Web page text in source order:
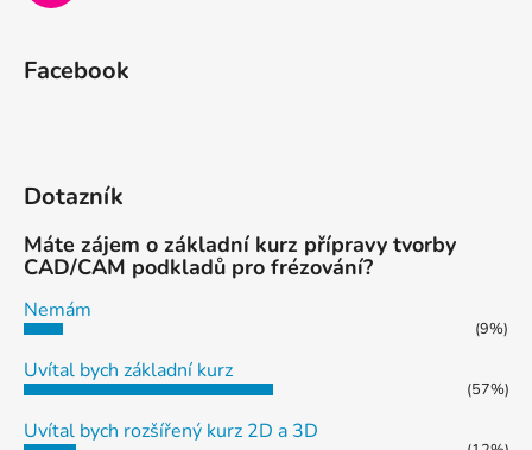
Facebook
Dotazník
Máte zájem o základní kurz přípravy tvorby
CAD/CAM podkladů pro frézování?
Nemám
(9%)
Uvítal bych základní kurz
(57%)
Uvítal bych rozšířený kurz 2D a 3D